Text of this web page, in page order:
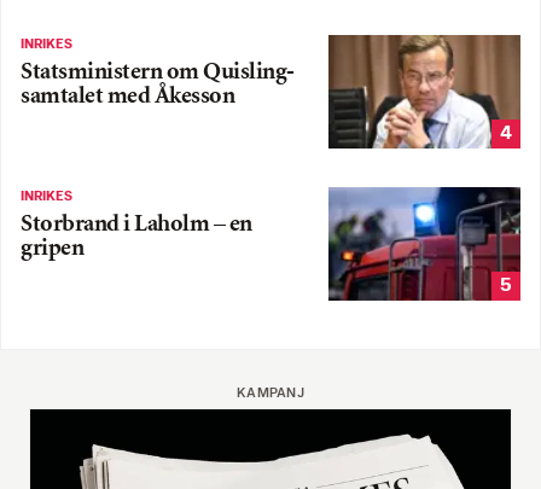
INRIKES
Statsministern om Quisling-
samtalet med Åkesson
4
INRIKES
Storbrand i Laholm – en
gripen
5
KAMPANJ